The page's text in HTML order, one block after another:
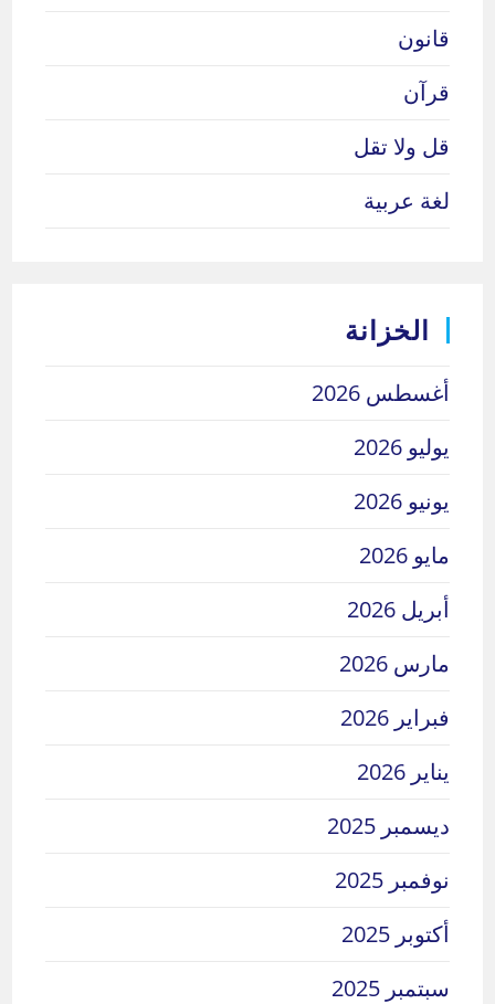
قانون
قرآن
قل ولا تقل
لغة عربية
الخزانة
أغسطس 2026
يوليو 2026
يونيو 2026
مايو 2026
أبريل 2026
مارس 2026
فبراير 2026
يناير 2026
ديسمبر 2025
نوفمبر 2025
أكتوبر 2025
سبتمبر 2025